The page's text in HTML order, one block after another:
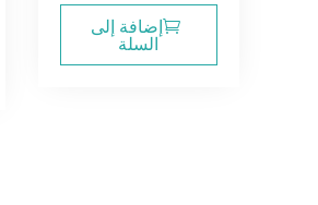
إضافة إلى
السلة